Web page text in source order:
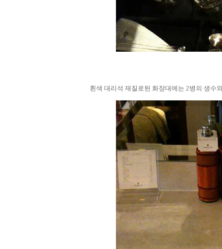
흰색 대리석 재질로된 화장대에는 2병의 생수